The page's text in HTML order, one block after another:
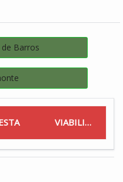
Barros
VIABILIDAD